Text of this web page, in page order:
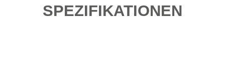
SPEZIFIKATIONEN